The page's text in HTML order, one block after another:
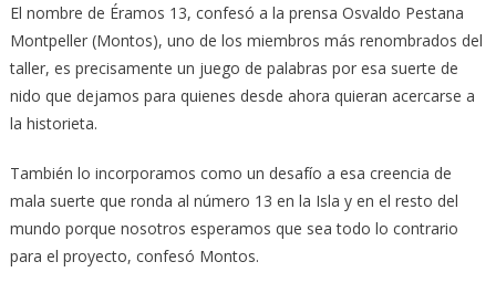
El nombre de Éramos 13, confesó a la prensa Osvaldo Pestana
Montpeller (Montos), uno de los miembros más renombrados del
taller, es precisamente un juego de palabras por esa suerte de
nido que dejamos para quienes desde ahora quieran acercarse a
la historieta.
También lo incorporamos como un desafío a esa creencia de
mala suerte que ronda al número 13 en la Isla y en el resto del
mundo porque nosotros esperamos que sea todo lo contrario
para el proyecto, confesó Montos.